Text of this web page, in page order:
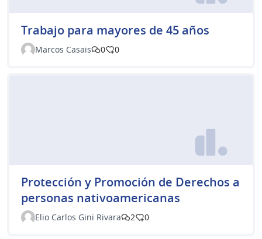
Trabajo para mayores de 45 años
Marcos Casais 0 0
Protección y Promoción de Derechos a
personas nativoamericanas
Elio Carlos Gini Rivara 2 0